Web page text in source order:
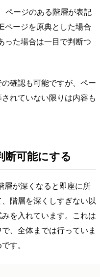
ページのある階層が表記
ページを原典とした場合
った場合は一目で判断つ
確認も可能ですが、ペー
れていない限りは内容も
断可能にする
層が深くなると即座に所
階層を深くしすぎない以
を入れています。これは
、全体までは行っていま
す。